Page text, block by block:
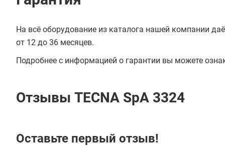
На всё оборудование из каталога нашей компании
от 12 до 36 месяцев.
Подробнее с информацией о гарантии вы можете
Отзывы TECNA SpA 3324
Оставьте первый отзыв!